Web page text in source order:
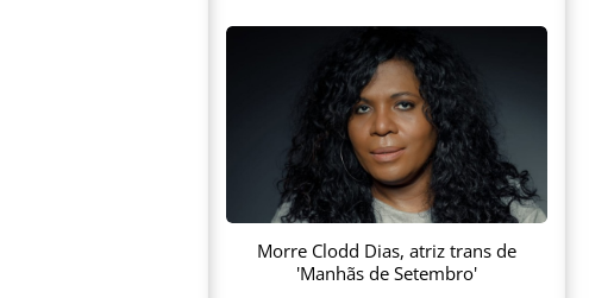
Morre Clodd Dias, atriz trans de
'Manhãs de Setembro'